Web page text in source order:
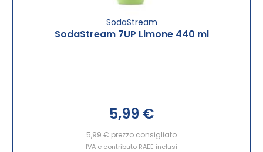
SodaStream
SodaStream 7UP Limone 440 ml
5,99 €
5,99 € prezzo consigliato
IVA e contributo RAEE inclusi